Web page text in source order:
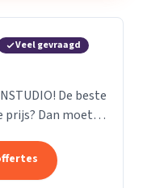
Veel gevraagd
De beste
Dan moet u
online